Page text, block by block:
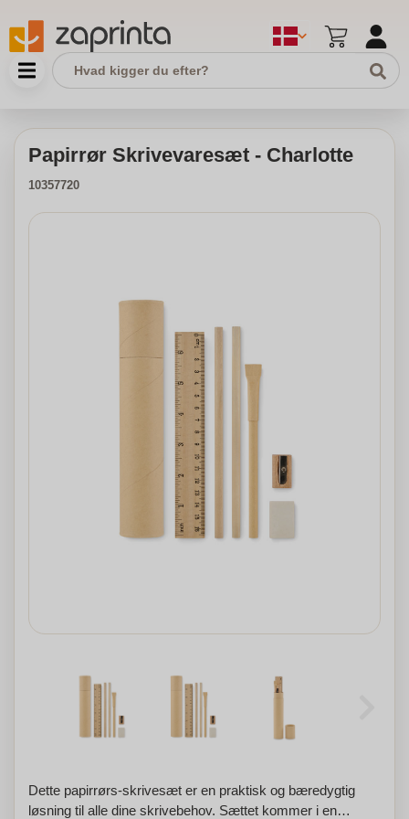
Papirrør Skrivevaresæt - Charlotte
10357720
Dette papirrørs-skrivesæt er en praktisk og bæredygtig
løsning til alle dine skrivebehov. Sættet kommer i en